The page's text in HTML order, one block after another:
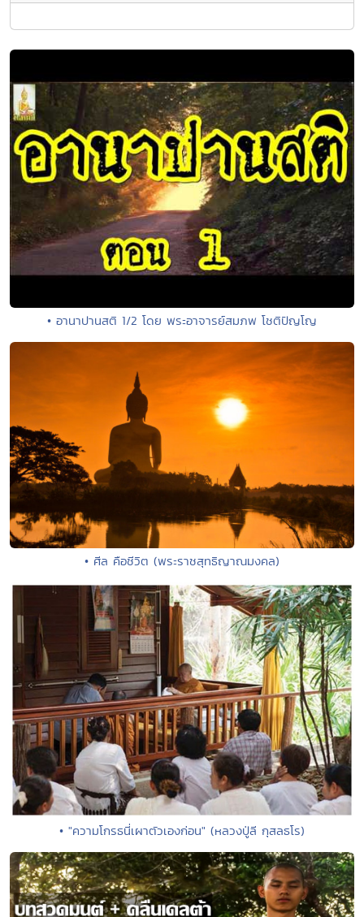
• อานาปานสติ 1/2 โดย พระอาจารย์สมภพ โชติปัญโญ
• ศีล คือชีวิต (พระราชสุทธิญาณมงคล)
• "ความโกรธนี่เผาตัวเองก่อน" (หลวงปู่ลี กุสลธโร)